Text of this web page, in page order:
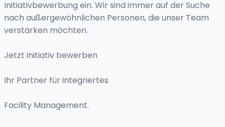
Initiativbewerbung ein. Wir sind immer auf der Suche
nach außergewöhnlichen Personen, die unser Team
verstärken möchten.
Jetzt initiativ bewerben
Ihr Partner für integriertes
Facility Management.